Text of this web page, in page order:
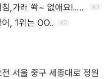
서울 중구 세종대로 정원